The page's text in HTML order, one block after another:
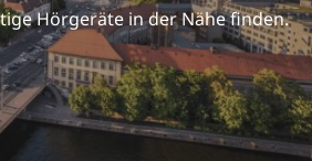
Hörgeräte in der Nähe finden.